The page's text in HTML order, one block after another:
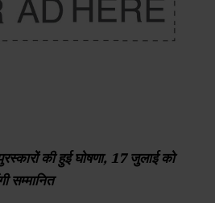
की हुई घोषणा, 17 जुलाई को
सम्मानित